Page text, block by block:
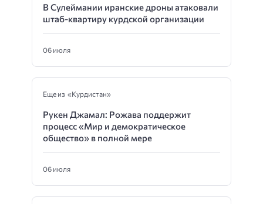
В Сулеймании иранские дроны атаковали
штаб-квартиру курдской организации
06 июля
Еще из «Курдистан»
Рукен Джамал: Рожава поддержит
процесс «Мир и демократическое
общество» в полной мере
06 июля